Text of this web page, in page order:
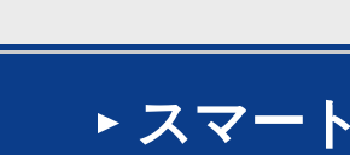
スマー